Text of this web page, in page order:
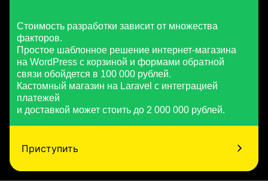
Стоимость разработки зависит от множества
факторов.
Простое шаблонное решение интернет-магазина
на WordPress с корзиной и формами обратной
связи обойдется в 100 000 рублей.
Кастомный магазин на Laravel с интеграцией
платежей
и доставкой может стоить до 2 000 000 рублей.
Приступить